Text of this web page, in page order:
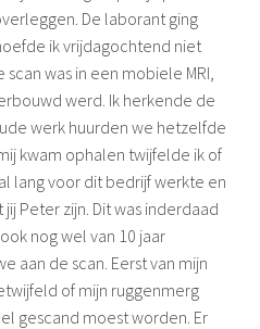
De laborant ging
ik vrijdagochtend niet
was in een mobiele MRI,
werd. Ik herkende de
werk huurden we hetzelfde
kwam ophalen twijfelde ik of
lang voor dit bedrijf werkte en
Peter zijn. Dit was inderdaad
nog wel van 10 jaar
aan de scan. Eerst van mijn
of mijn ruggenmerg
gescand moest worden. Er